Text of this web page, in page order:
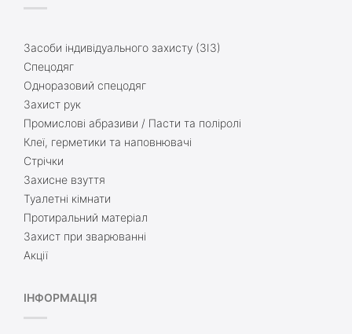
Засоби індивідуального захисту (ЗІЗ)
Спецодяг
Одноразовий спецодяг
Захист рук
Промислові абразиви / Пасти та поліролі
Клеї, герметики та наповнювачі
Стрічки
Захисне взуття
Туалетні кімнати
Протиральний матеріал
Захист при зварюванні
Акції
ІНФОРМАЦІЯ